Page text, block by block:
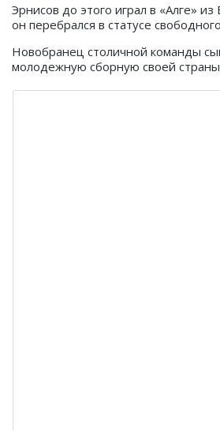
Эрнисов до этого играл в «Алге»
он перебрался в статусе
Новобранец столичной команды
молодежную сборную своей